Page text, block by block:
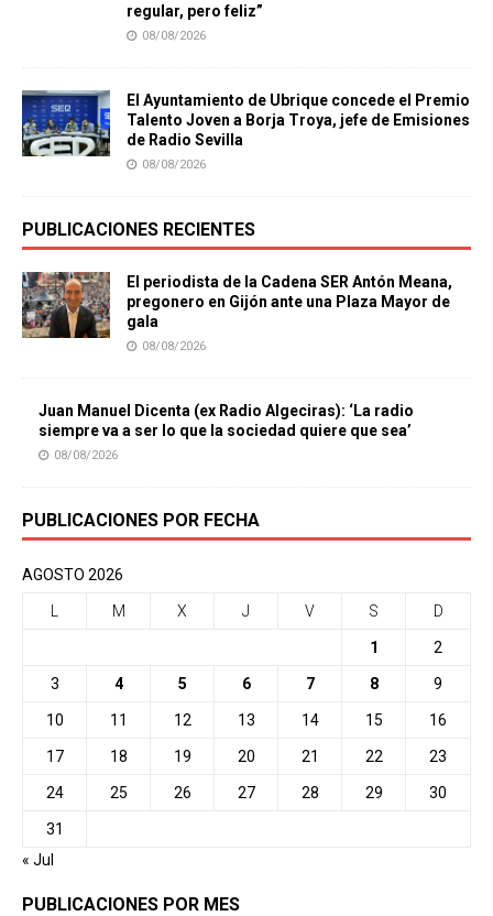
regular, pero feliz”
08/08/2026
El Ayuntamiento de Ubrique concede el Premio
Talento Joven a Borja Troya, jefe de Emisiones
de Radio Sevilla
08/08/2026
PUBLICACIONES RECIENTES
El periodista de la Cadena SER Antón Meana,
pregonero en Gijón ante una Plaza Mayor de
gala
08/08/2026
Juan Manuel Dicenta (ex Radio Algeciras): ‘La radio
siempre va a ser lo que la sociedad quiere que sea’
08/08/2026
PUBLICACIONES POR FECHA
AGOSTO 2026
M X J V S D
1 2
3 4 5 6 7 8 9
10 11 12 13 14 15 16
17 18 19 20 21 22 23
24 25 26 27 28 29 30
31
« Jul
PUBLICACIONES POR MES